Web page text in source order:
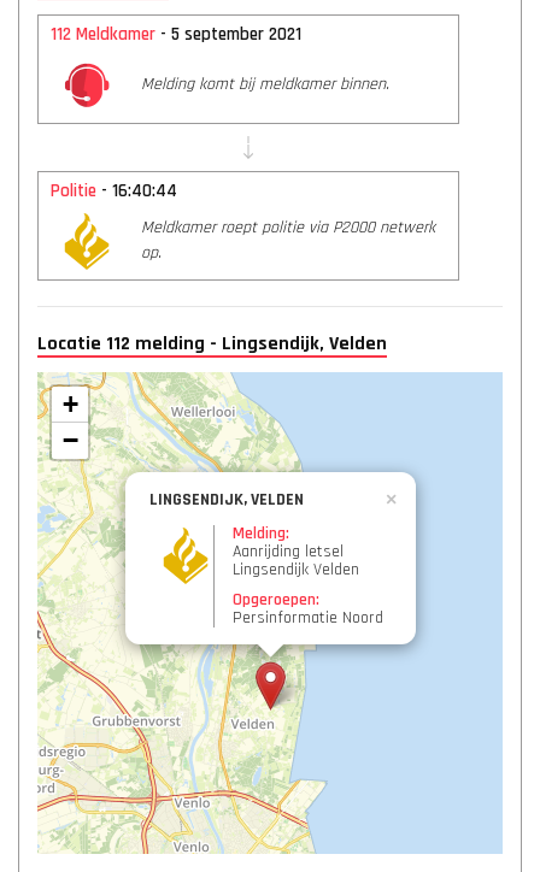
112 Meldkamer - 5 september 2021
Melding komt bij meldkamer binnen.
Politie - 16:40:44
Meldkamer roept politie via P2000 netwerk
op.
Locatie 112 melding - Lingsendijk, Velden
LINGSENDIJK, VELDEN
Melding:
Aanrijding letsel
Lingsendijk Velden
Opgeroepen:
Persinformatie Noord
×
+
−